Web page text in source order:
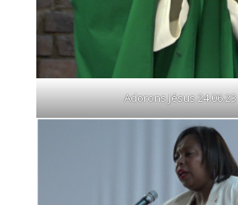
Adorons Jésus 24.06.23